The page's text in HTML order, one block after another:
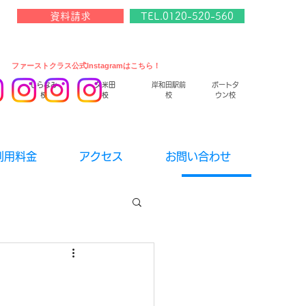
資料請求 TEL.0120-520-560
​ファーストクラス公式Instagramはこちら！
しらなみ
校
久米田
校
岸和田駅前
校
ポートタ
ウン校
用料金 アクセス お問い合わせ